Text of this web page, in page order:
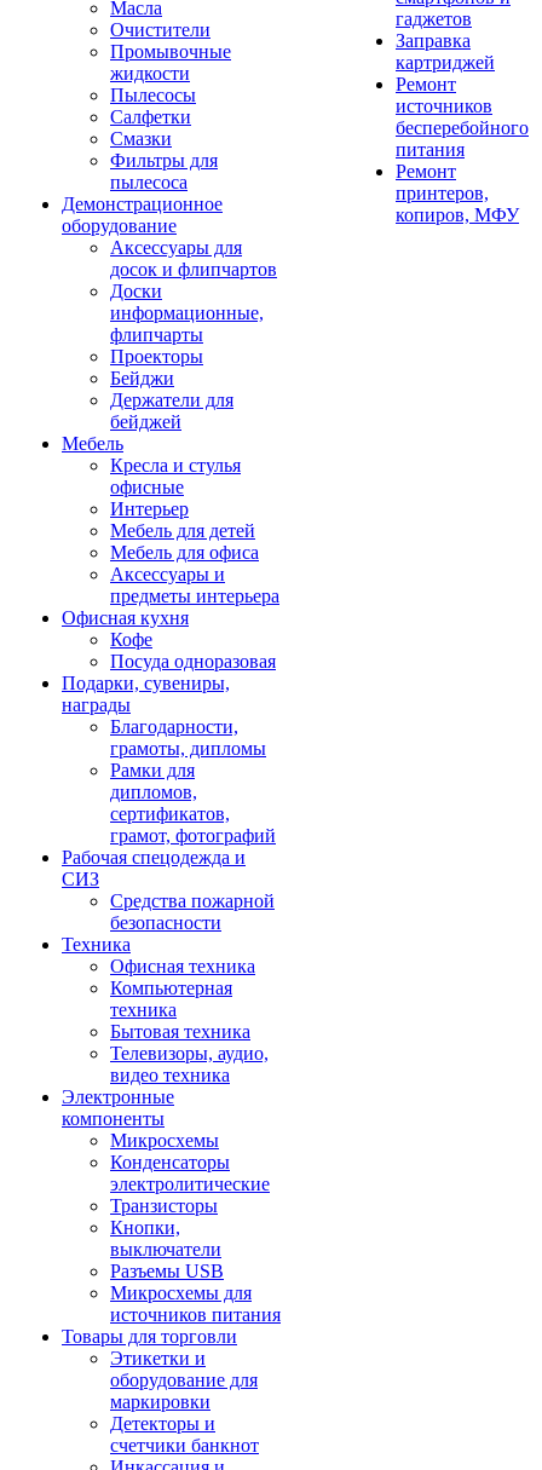
Масла
Очистители
Промывочные
жидкости
Пылесосы
Салфетки
Смазки
Фильтры для
пылесоса
Демонстрационное
оборудование
Аксессуары для
досок и флипчартов
Доски
информационные,
флипчарты
Проекторы
Бейджи
Держатели для
бейджей
Мебель
Кресла и стулья
офисные
Интерьер
Мебель для детей
Мебель для офиса
Аксессуары и
предметы интерьера
Офисная кухня
Кофе
Посуда одноразовая
Подарки, сувениры,
награды
Благодарности,
грамоты, дипломы
Рамки для
дипломов,
сертификатов,
грамот, фотографий
Рабочая спецодежда и
СИЗ
Средства пожарной
безопасности
Техника
Офисная техника
Компьютерная
техника
Бытовая техника
Телевизоры, аудио,
видео техника
Электронные
компоненты
Микросхемы
Конденсаторы
электролитические
Транзисторы
Кнопки,
выключатели
Разъемы USB
Микросхемы для
источников питания
Товары для торговли
Этикетки и
оборудование для
маркировки
Детекторы и
счетчики банкнот
гаджетов
Заправка
картриджей
Ремонт
источников
бесперебойного
питания
Ремонт
принтеров,
копиров, МФУ